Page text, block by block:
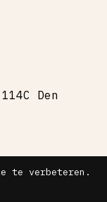
Den
te verbeteren.